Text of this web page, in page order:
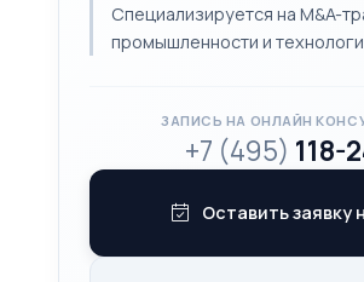
Специализируется на M&A-
промышленности и
ЗАПИСЬ НА ОНЛАЙН
+7 (495) 118-
Оставить заявку